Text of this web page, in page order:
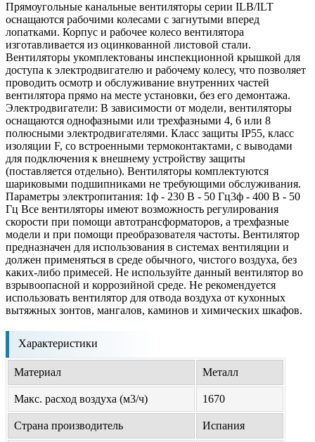
Прямоугольные канальные вентиляторы серии ILB/ILT
оснащаются рабочими колесами с загнутыми вперед
лопатками. Корпус и рабочее колесо вентилятора
изготавливается из оцинкованной листовой стали.
Вентиляторы укомплектованы инспекционной крышкой для
доступа к электродвигателю и рабочему колесу, что позволяет
проводить осмотр и обслуживание внутренних частей
вентилятора прямо на месте установки, без его демонтажа.
Электродвигатели: В зависимости от модели, вентиляторы
оснащаются однофазными или трехфазными 4, 6 или 8
полюсными электродвигателями. Класс защиты IP55, класс
изоляции F, со встроенными термоконтактами, с выводами
для подключения к внешнему устройству защиты
(поставляется отдельно). Вентиляторы комплектуются
шариковыми подшипниками не требующими обслуживания.
Параметры электропитания: 1ф - 230 В - 50 Гц3ф - 400 В - 50
Гц Все вентиляторы имеют возможность регулирования
скорости при помощи автотрансформаторов, а трехфазные
модели и при помощи преобразователя частоты. Вентилятор
предназначен для использования в системах вентиляции и
должен применяться в среде обычного, чистого воздуха, без
каких-либо примесей. Не используйте данный вентилятор во
взрывоопасной и коррозийной среде. Не рекомендуется
использовать вентилятор для отвода воздуха от кухонных
вытяжных зонтов, мангалов, каминов и химических шкафов.
Характеристики
Материал Металл
Макс. расход воздуха (м3/ч) 1670
Страна производитель Испания